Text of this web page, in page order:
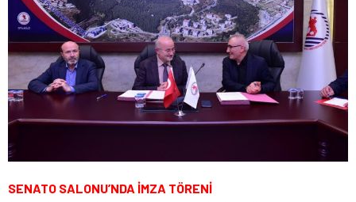
SENATO SALONU’NDA İMZA TÖRENİ